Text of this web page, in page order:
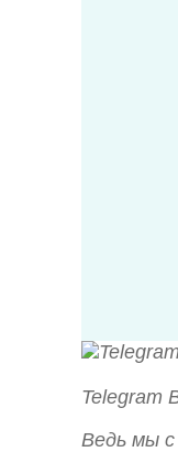
Telegram
Ведь мы